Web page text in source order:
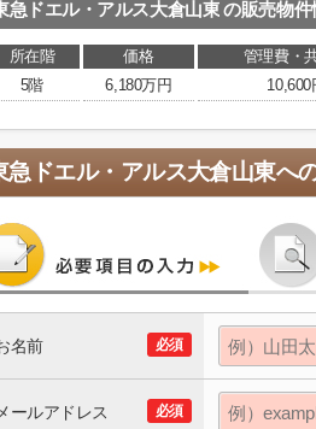
急ドエル・アルス大倉山東 の販売物件
所在階 価格 管理費・
5階
6,180万円 10,600
急ドエル・アルス大倉山東へ
必須
名前
必須
メールアドレス